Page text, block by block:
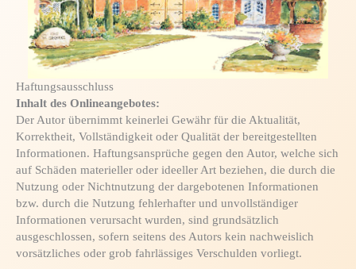
Haftungsausschluss
Inhalt des Onlineangebotes:
Der Autor übernimmt keinerlei Gewähr für die Aktualität,
Korrektheit, Vollständigkeit oder Qualität der bereitgestellten
Informationen. Haftungsansprüche gegen den Autor, welche sich
auf Schäden materieller oder ideeller Art beziehen, die durch die
Nutzung oder Nichtnutzung der dargebotenen Informationen
bzw. durch die Nutzung fehlerhafter und unvollständiger
Informationen verursacht wurden, sind grundsätzlich
ausgeschlossen, sofern seitens des Autors kein nachweislich
vorsätzliches oder grob fahrlässiges Verschulden vorliegt.